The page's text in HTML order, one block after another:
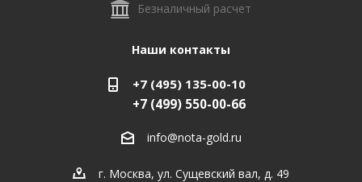
Безналичный расчет
Наши контакты
+7 (495) 135-00-10
+7 (499) 550-00-66
info@nota-gold.ru
г. Москва, ул. Сущевский вал, д. 49